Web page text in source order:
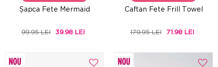
Șapca Fete Mermaid
99.95 LEI 39.98 LEI
Caftan Fete Frill Towel
179.95 LEI 71.98 LEI